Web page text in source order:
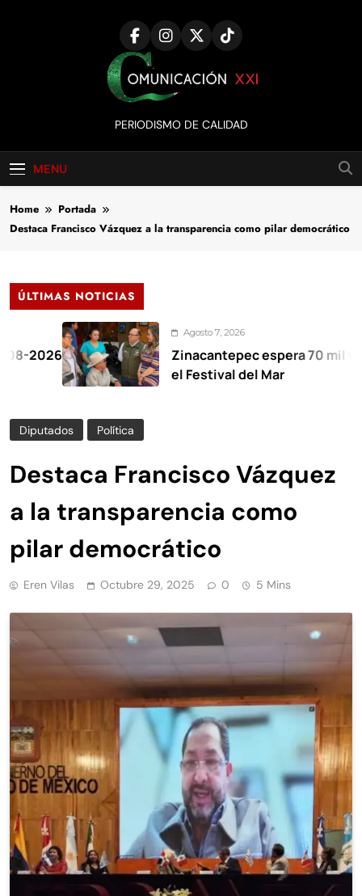
Comunicación
XXI
PERIODISMO DE CALIDAD
MENU
Home
Portada
Destaca Francisco Vázquez a la transparencia como pilar democrático
ÚLTIMAS NOTICIAS
Agosto 7, 2026
Zinacantepec espera 70 mil
el Festival del Mar
Diputados Política
Destaca Francisco Vázquez
a la transparencia como
pilar democrático
Eren Vilas Octubre 29, 2025 0 5 Mins